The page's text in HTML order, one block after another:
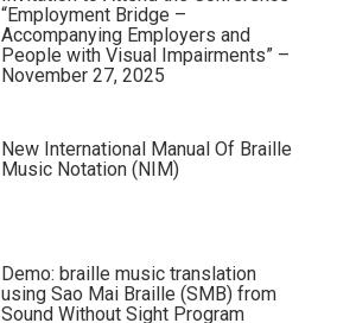
“Employment Bridge –
Accompanying Employers and
People with Visual Impairments” –
November 27, 2025
New International Manual Of Braille
Music Notation (NIM)
Demo: braille music translation
using Sao Mai Braille (SMB) from
Sound Without Sight Program